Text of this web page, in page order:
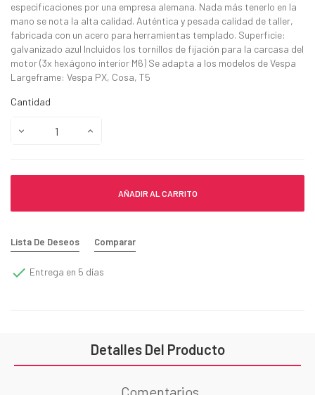
especificaciones por una empresa alemana. Nada más tenerlo en la
mano se nota la alta calidad. Auténtica y pesada calidad de taller,
fabricada con un acero para herramientas templado. Superficie:
galvanizado azul Incluidos los tornillos de fijación para la carcasa del
motor (3x hexágono interior M6) Se adapta a los modelos de Vespa
Largeframe: Vespa PX, Cosa, T5
Cantidad
AÑADIR AL CARRITO
Lista De Deseos Comparar
 Entrega en 5 días
Detalles Del Producto
Comentarios